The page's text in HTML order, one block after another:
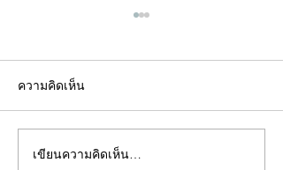
คอลัมน์"จับชีพจรวงการ
ความคิดเห็น
เขียนความคิดเห็น…